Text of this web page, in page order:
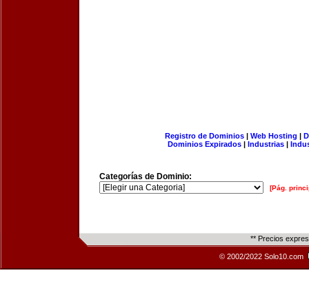
Registro de Dominios| Web Hosting |
Dominios Expirados | Industrias |
Categorías de Dominio:
[Pág.
** Precios
© 2002/2022 Solo10.com